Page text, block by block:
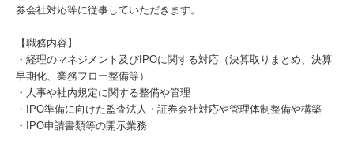
券会社対応等に従事していただきます。
【職務内容】
・経理のマネジメント及びIPOに関する対応（決算取りまとめ、決算
早期化、業務フロー整備等）
・人事や社内規定に関する整備や管理
・IPO準備に向けた監査法人・証券会社対応や管理体制整備や構築
・IPO申請書類等の開示業務